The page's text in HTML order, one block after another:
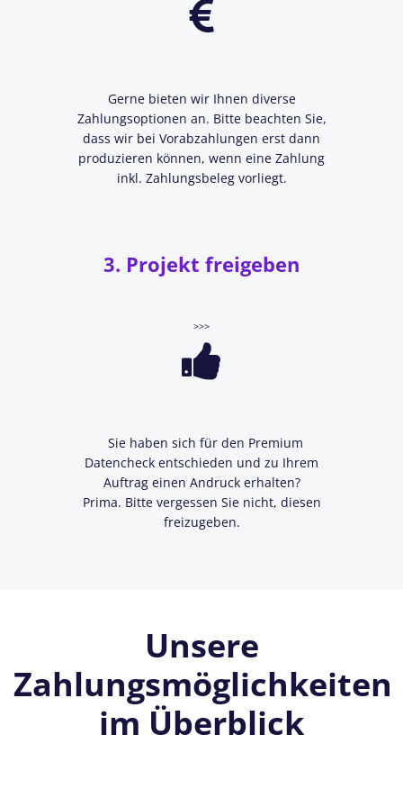
Gerne bieten wir Ihnen diverse
Zahlungsoptionen an. Bitte beachten Sie,
dass wir bei Vorabzahlungen erst dann
produzieren können, wenn eine Zahlung
inkl. Zahlungsbeleg vorliegt.
3. Projekt freigeben
>>>
Sie haben sich für den Premium
Datencheck entschieden und zu Ihrem
Auftrag einen Andruck erhalten?
Prima. Bitte vergessen Sie nicht, diesen
freizugeben.
Unsere
Zahlungsmöglichkeiten
im Überblick